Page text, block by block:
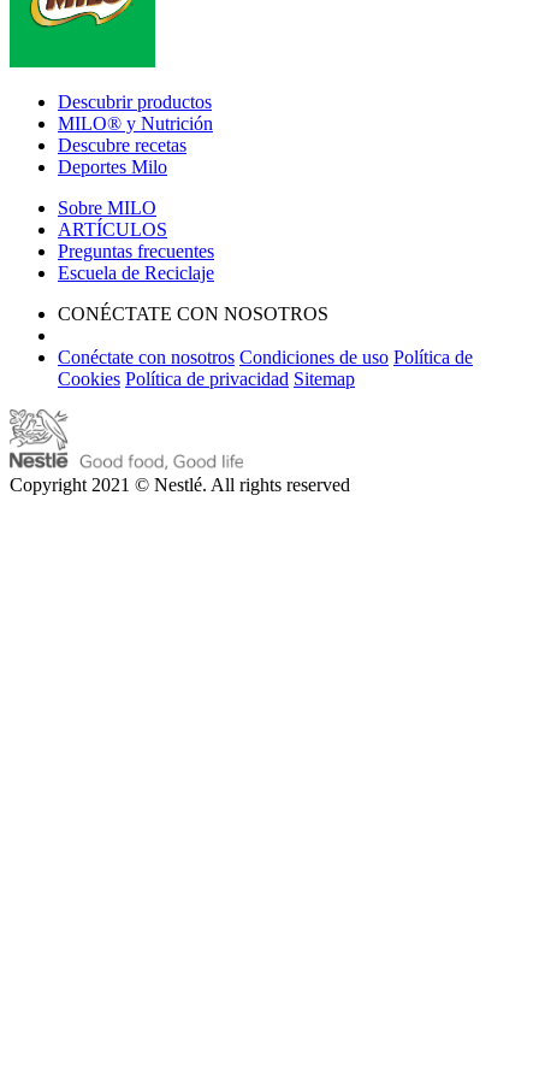
Descubrir productos
MILO® y Nutrición
Descubre recetas
Deportes Milo
Sobre MILO
ARTÍCULOS
Preguntas frecuentes
Escuela de Reciclaje
CONÉCTATE CON NOSOTROS
Conéctate con nosotros Condiciones de uso Política de
Cookies Política de privacidad Sitemap
Copyright 2021 © Nestlé. All rights reserved